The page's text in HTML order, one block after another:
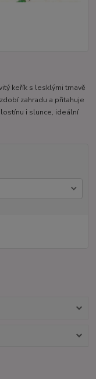
keřík s lesklými tmavě
zahradu a přitahuje
i slunce, ideální